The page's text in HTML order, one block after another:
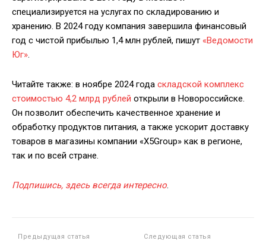
специализируется на услугах по складированию и
хранению. В 2024 году компания завершила финансовый
год с чистой прибылью 1,4 млн рублей, пишут «Ведомости
Юг».
Читайте также: в ноябре 2024 года складской комплекс
стоимостью 4,2 млрд рублей открыли в Новороссийске.
Он позволит обеспечить качественное хранение и
обработку продуктов питания, а также ускорит доставку
товаров в магазины компании «Х5Group» как в регионе,
так и по всей стране.
Подпишись, здесь всегда интересно.
Предыдущая статья Следующая статья